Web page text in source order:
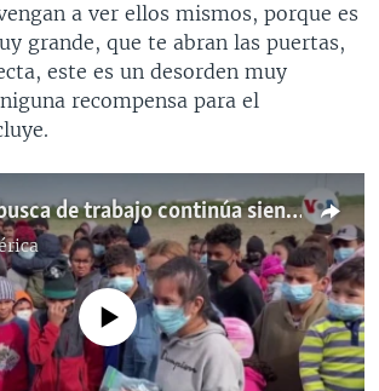
a ver ellos mismos, porque es
grande, que te abran las puertas,
este es un desorden muy
recompensa para el
Hombres en busca de trabajo continúa siendo la principal causa de migración ilegal hacia Estados Unidos
source currently available